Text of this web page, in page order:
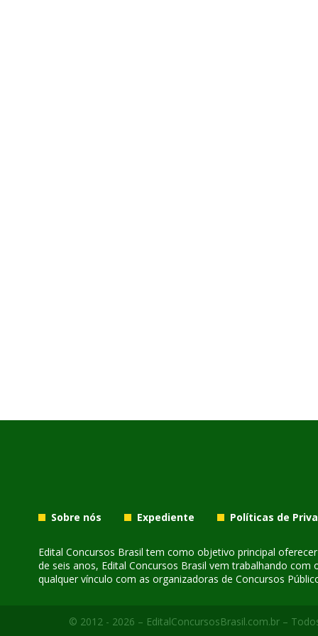
Sobre nós Expediente Políticas de
Edital Concursos Brasil tem como objetivo principal
de seis anos, Edital Concursos Brasil vem trabalhando
qualquer vínculo com as organizadoras de Concursos
© 2012 - 2026 – EditalConcursosBrasil.com.br –